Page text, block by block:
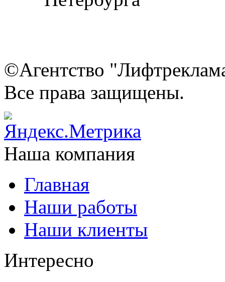
©Агентство
Все права защищены.
Наша компания
Главная
Наши работы
Наши клиенты
Интересно